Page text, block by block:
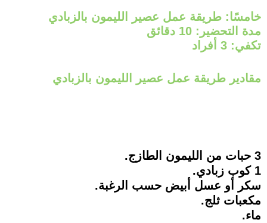
خامسًا: طريقة عمل عصير الليمون بالزبادي
مدة التحضير: 10 دقائق
تكفي: 3 أفراد
مقادير طريقة عمل عصير الليمون بالزبادي
3 حبات من الليمون الطازج.
1 كوب زبادي.
سكر أو عسل أبيض حسب الرغبة.
مكعبات ثلج.
ماء.